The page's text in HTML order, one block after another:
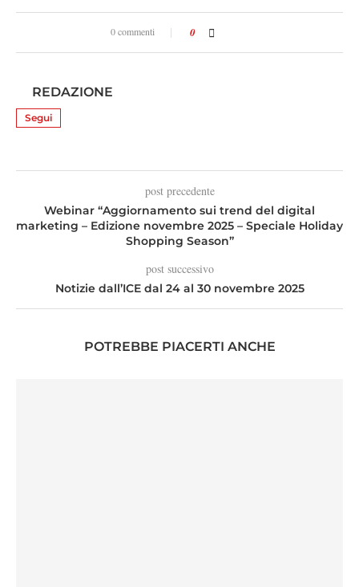
0 commenti 0
REDAZIONE
Segui
post precedente
Webinar “Aggiornamento sui trend del digital
marketing – Edizione novembre 2025 – Speciale Holiday
Shopping Season”
post successivo
Notizie dall’ICE dal 24 al 30 novembre 2025
POTREBBE PIACERTI ANCHE